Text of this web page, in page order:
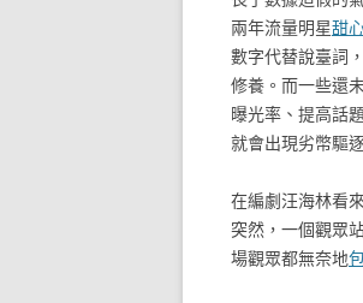
兩年流量明星甜
數字代替說臺詞
修養。而一些還
曝光率、提高話
就會出現劣幣驅
在編劇汪海林看
突然，一個觀眾
場觀眾都無奈地